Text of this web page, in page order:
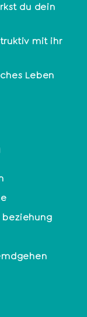
du dein
mit ihr
Leben